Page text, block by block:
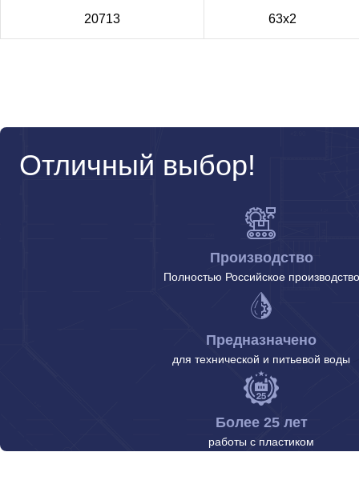
20713 63х2
Отличный выбор!
Производство
Полностью Российское производство
Предназначено
для технической и питьевой воды
Более 25 лет
работы с пластиком